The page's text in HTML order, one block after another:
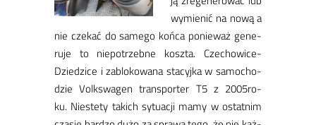
wy­mie­nić na no­wą a
nie cze­kać do sa­me­go koń­ca po­nie­waż ge­ne­
ru­je to nie­po­trzeb­ne kosz­ta. Cze­cho­wi­ce-
Dzie­dzi­ce i za­blo­ko­wa­na sta­cyj­ka w sa­mo­cho­
dzie Volk­swa­gen trans­por­ter T5 z 2005ro­
ku. Nie­ste­ty ta­kich sy­tu­acji ma­my w ostat­nim